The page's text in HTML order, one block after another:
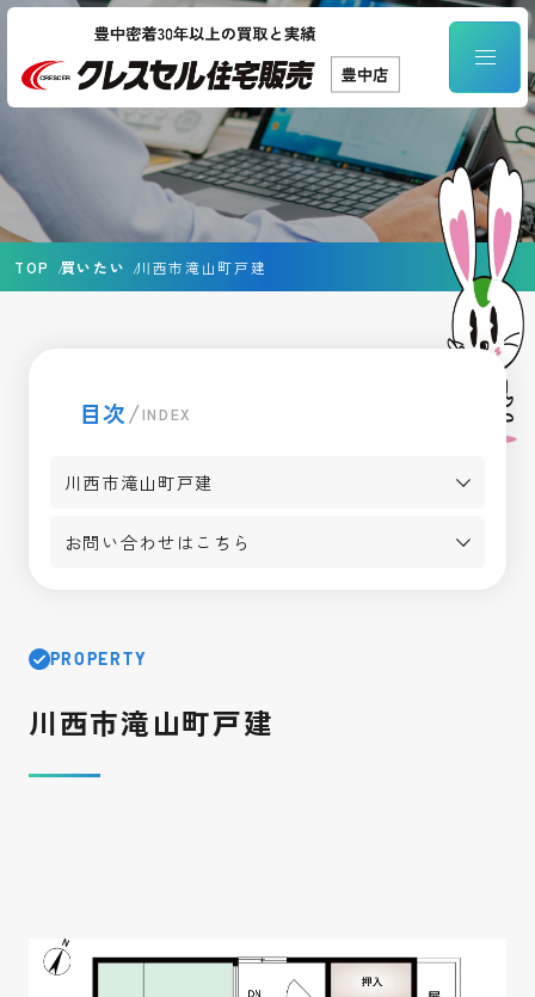
TOP 買いたい 川西市滝山町戸建
目次/INDEX
川西市滝山町戸建
お問い合わせはこちら
PROPERTY
川西市滝山町戸建